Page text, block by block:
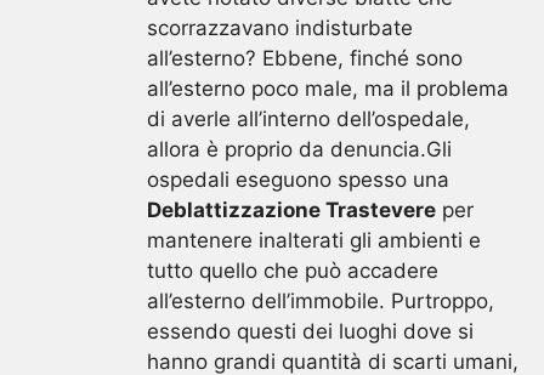
scorrazzavano indisturbate
all’esterno? Ebbene, finché sono
all’esterno poco male, ma il problema
di averle all’interno dell’ospedale,
allora è proprio da denuncia.Gli
ospedali eseguono spesso una
Deblattizzazione Trastevere per
mantenere inalterati gli ambienti e
tutto quello che può accadere
all’esterno dell’immobile. Purtroppo,
essendo questi dei luoghi dove si
hanno grandi quantità di scarti umani,